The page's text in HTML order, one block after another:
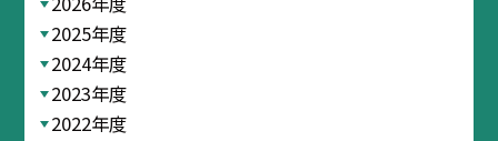
2025年度
2024年度
2023年度
2022年度